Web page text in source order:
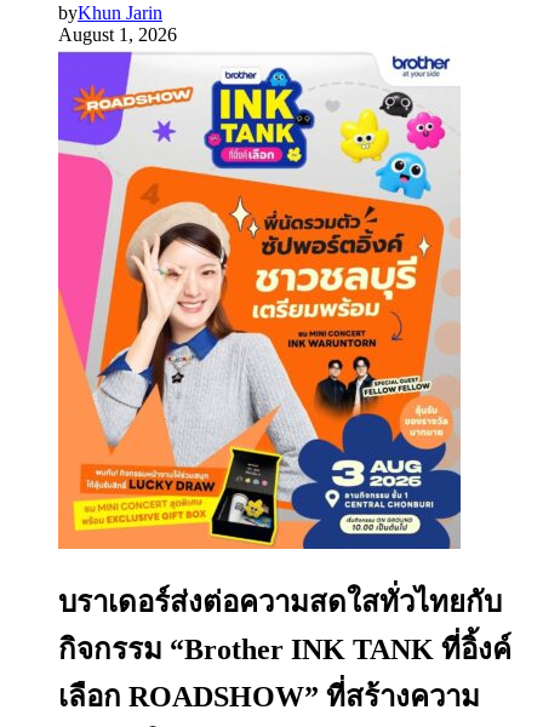
byKhun Jarin
August 1, 2026
บราเดอร์ส่งต่อความสดใสทั่วไทยกับ
กิจกรรม “Brother INK TANK ที่อิ้งค์
เลือก ROADSHOW” ที่สร้างความ